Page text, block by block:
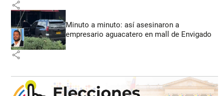
share
Minuto a minuto: así asesinaron a
empresario aguacatero en mall de Envigado
share